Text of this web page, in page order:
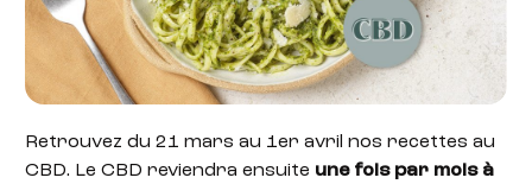
Retrouvez du 21 mars au 1er avril nos recettes au
CBD. Le CBD reviendra ensuite une fois par mois à